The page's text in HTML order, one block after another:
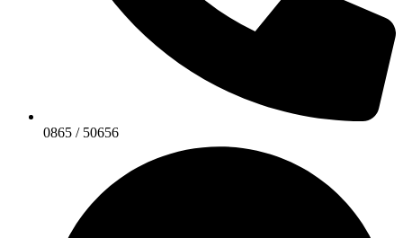
0865 / 50656